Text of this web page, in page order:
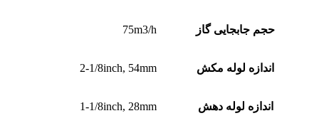
حجم جابجایی گاز 75m3/h
اندازه لوله مکش 2-1/8inch, 54mm
اندازه لوله دهش 1-1/8inch, 28mm